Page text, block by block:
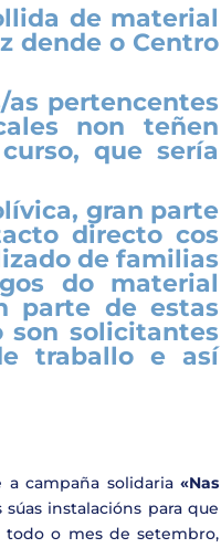
de material
dende o Centro
pertencentes
non teñen
que sería
gran parte
directo cos
de familias
do material
parte de estas
solicitantes
traballo e así
a campaña solidaria«Nas
instalacións para que
todo o mes de setembro,